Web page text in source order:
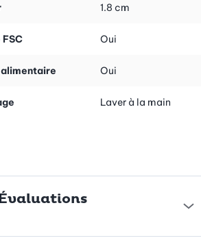
1.8 cm
Oui
Oui
Laver à la main